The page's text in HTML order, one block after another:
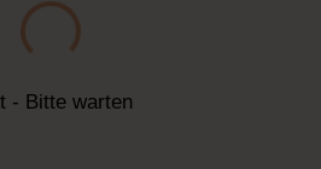
- Bitte warten